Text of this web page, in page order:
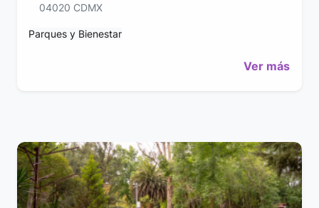
04020 CDMX
Parques y Bienestar
Ver más